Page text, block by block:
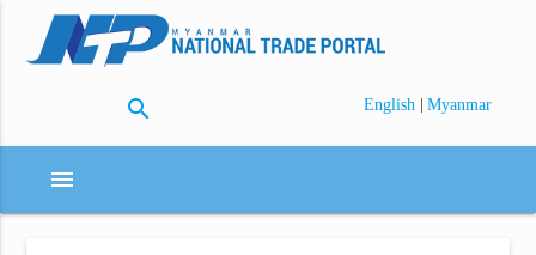
search English | Myanmar
menu